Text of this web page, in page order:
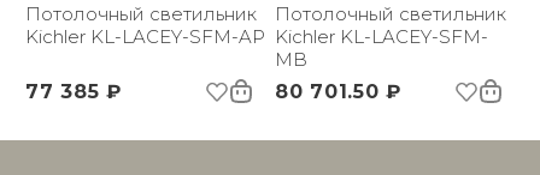
Потолочный светильник
Kichler KL-LACEY-SFM-AP
77 385 ₽
Потолочный светильник
Kichler KL-LACEY-SFM-
MB
80 701.50 ₽